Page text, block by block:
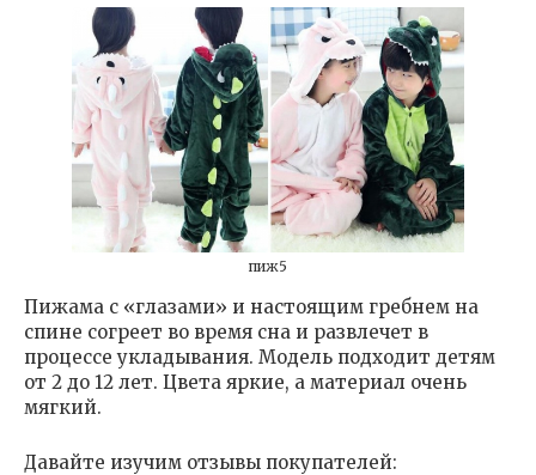
пиж5
Пижама с «глазами» и настоящим гребнем на
спине согреет во время сна и развлечет в
процессе укладывания. Модель подходит детям
от 2 до 12 лет. Цвета яркие, а материал очень
мягкий.
Давайте изучим отзывы покупателей: